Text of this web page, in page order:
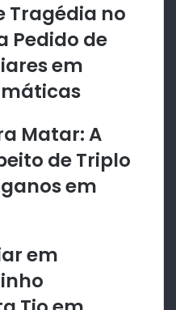
Tragédia no
Pedido de
em
Matar: A
de Triplo
em
em